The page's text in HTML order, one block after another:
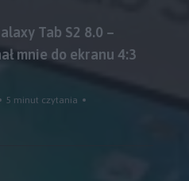
Tab S2 8.0 –
mnie do ekranu 4:3
5 minut czytania